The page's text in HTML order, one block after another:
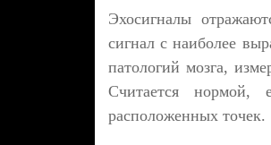
Эхосигналы
сигнал с наиболее
патологий мозга,
Считается нормой,
расположенных точек.